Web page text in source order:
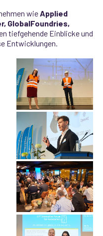
wieApplied
GlobalFoundries,
tiefgehende Einblicke und
Entwicklungen.